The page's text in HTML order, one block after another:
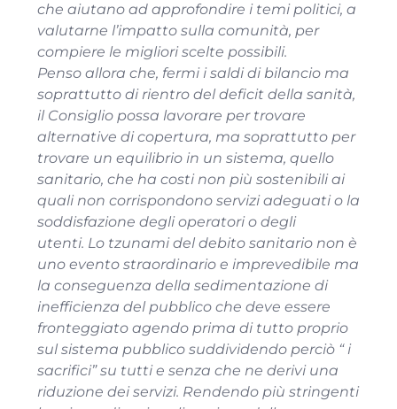
che aiutano ad approfondire i temi politici, a
valutarne l’impatto sulla comunità, per
compiere le migliori scelte possibili.
Penso allora che, fermi i saldi di bilancio ma
soprattutto di rientro del deficit della sanità,
il Consiglio possa lavorare per trovare
alternative di copertura, ma soprattutto per
trovare un equilibrio in un sistema, quello
sanitario, che ha costi non più sostenibili ai
quali non corrispondono servizi adeguati o la
soddisfazione degli operatori o degli
utenti. Lo tzunami del debito sanitario non è
uno evento straordinario e imprevedibile ma
la conseguenza della sedimentazione di
inefficienza del pubblico che deve essere
fronteggiato agendo prima di tutto proprio
sul sistema pubblico suddividendo perciò “ i
sacrifici” su tutti e senza che ne derivi una
riduzione dei servizi. Rendendo più stringenti